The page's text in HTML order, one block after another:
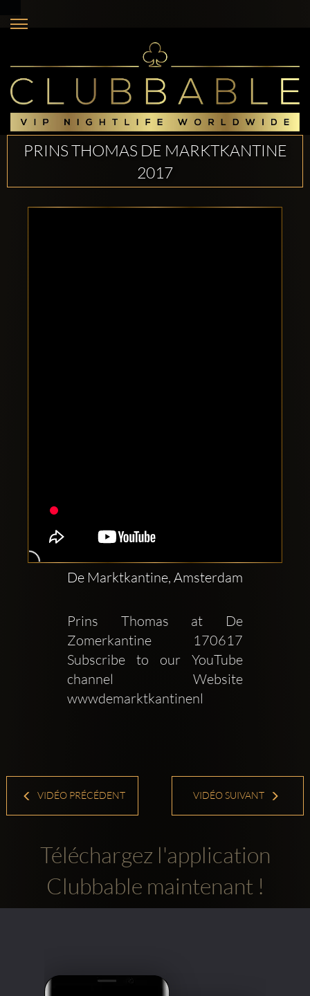
Clubbable:
PRINS THOMAS DE MARKTKANTINE
2017
De Marktkantine, Amsterdam
Prins Thomas at De
Zomerkantine  170617
Subscribe to our YouTube
channel   Website
wwwdemarktkantinenl
VIDÉO PRÉCÉDENT VIDÉO SUIVANT
Téléchargez l'application
Clubbable maintenant !